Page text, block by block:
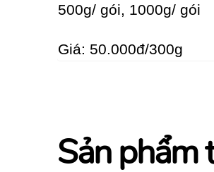
500g/ gói, 1000g/ gói
Giá: 50.000đ/300g
Sản phẩm